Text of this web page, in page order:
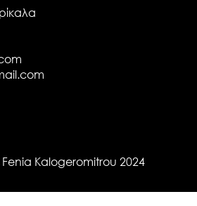
Kalogeromitrou 2024